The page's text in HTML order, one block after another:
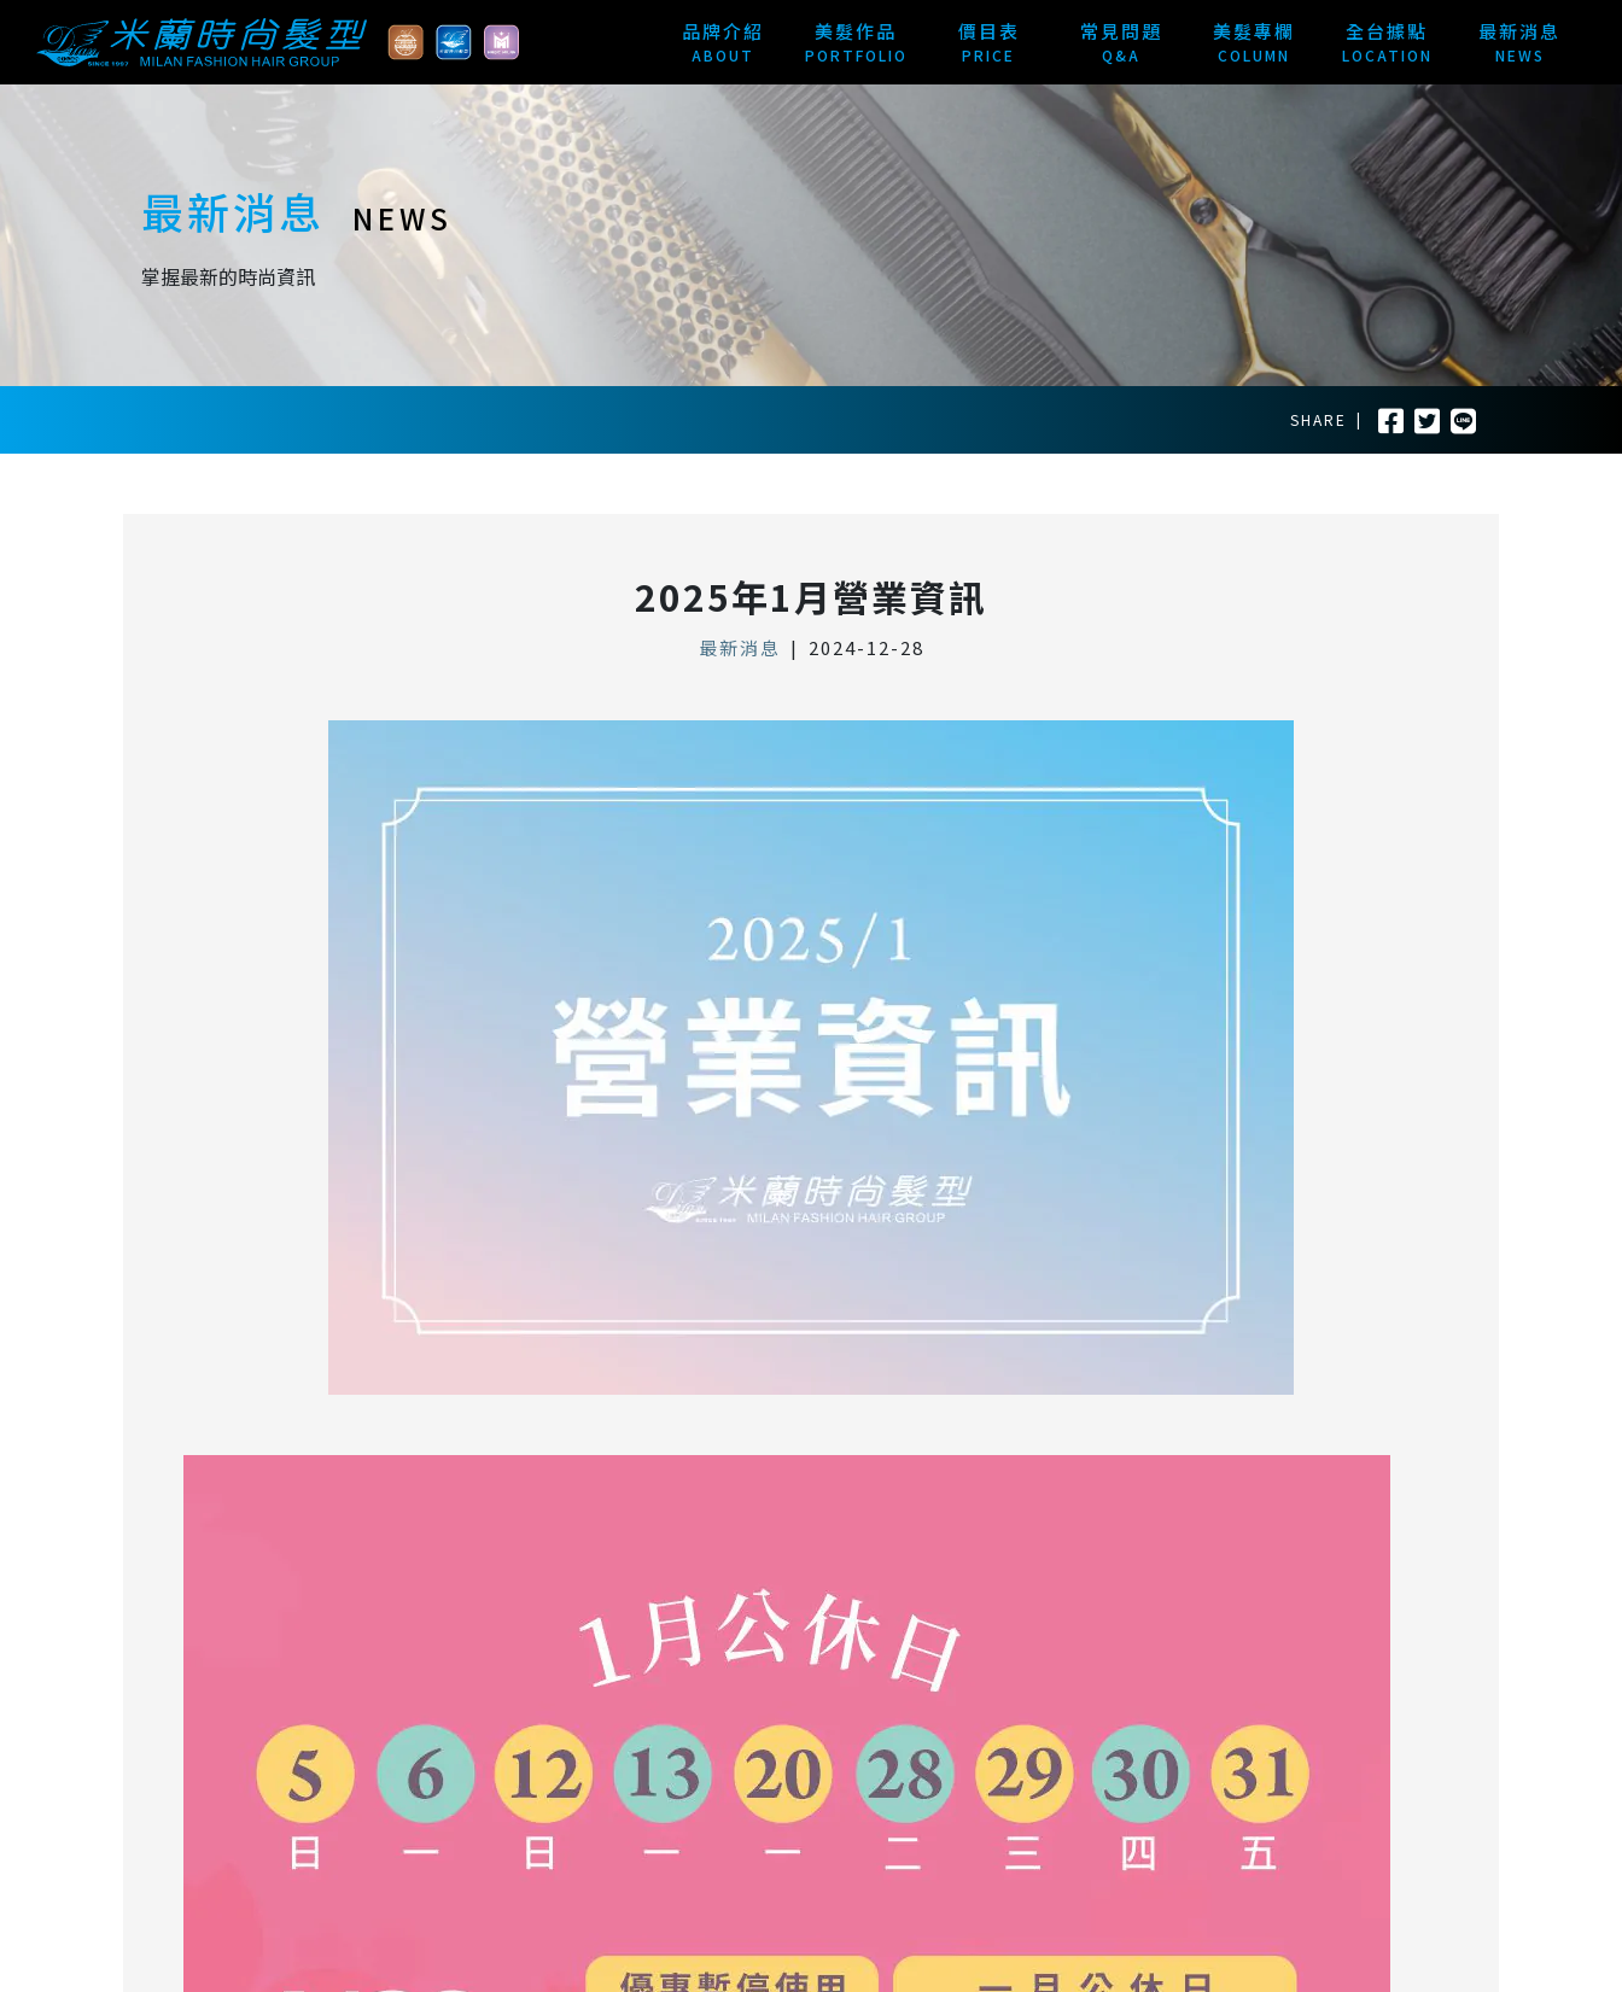
品牌介紹
ABOUT
美髮作品
PORTFOLIO
價目表
PRICE
常見問題
Q&A
美髮專欄
COLUMN
全台據點
LOCATION
最新消息
NEWS
最新消息 NEWS
掌握最新的時尚資訊
SHARE |
2025年1月營業資訊
最新消息 | 2024-12-28